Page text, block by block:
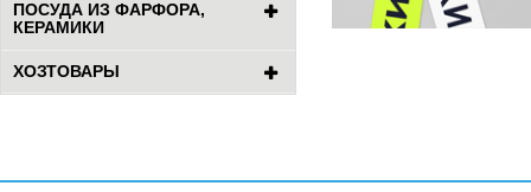
ПОСУДА ИЗ ФАРФОРА,
КЕРАМИКИ
ХОЗТОВАРЫ